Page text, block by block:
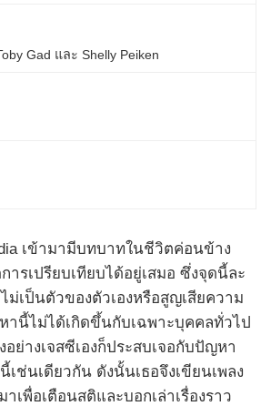
Gad และ Shelly Peiken
เข้ามามีบทบาทในชีวิตค่อนข้าง
ารเปรียบเทียบได้อยู่เสมอ ซึ่งจุดนี้ละ
ม่เป็นตัวของตัวเองหรือสูญเสียความ
นี้ไม่ได้เกิดขึ้นกับเฉพาะบุคคลทั่วไป
ย่างเจสซีเองก็ประสบเจอกับปัญหา
เช่นเดียวกัน ดังนั้นเธอจึงเขียนเพลง
มาเพื่อเตือนสติและบอกเล่าเรื่องราว